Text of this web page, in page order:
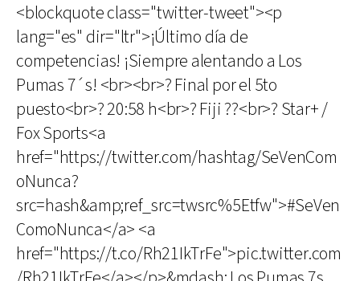
<blockquote class="twitter-tweet"><p
lang="es" dir="ltr">¡Último día de
competencias! ¡Siempre alentando a Los
Pumas 7´s! <br><br>? Final por el 5to
puesto<br>? 20:58 h<br>? Fiji ??<br>? Star+ /
Fox Sports<a
href="https://twitter.com/hashtag/SeVenCom
oNunca?
src=hash&amp;ref_src=twsrc%5Etfw">#SeVen
ComoNunca</a> <a
href="https://t.co/Rh21IkTrFe">pic.twitter.com